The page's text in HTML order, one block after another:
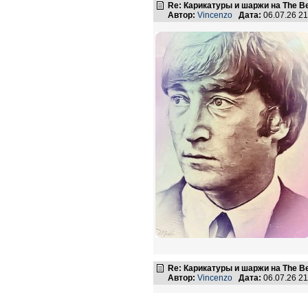
Re: Карикатуры и шаржи на The
Автор: Vincenzo Дата: 06.07.26
Re: Карикатуры и шаржи на The
Автор: Vincenzo Дата: 06.07.26